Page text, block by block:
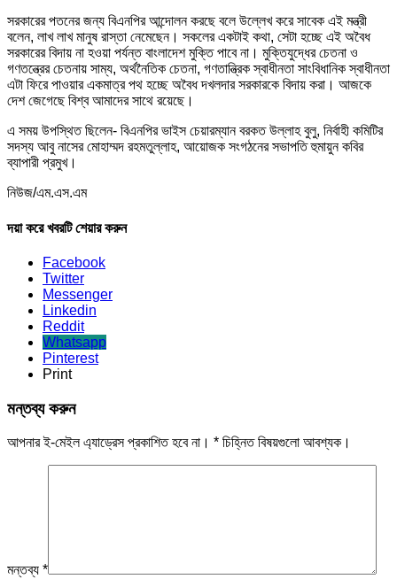
সরকারের পতনের জন্য বিএনপির আন্দোলন করছে বলে উল্লেখ করে সাবেক এই মন্ত্রী
বলেন, লাখ লাখ মানুষ রাস্তা নেমেছেন। সকলের একটাই কথা, সেটা হচ্ছে এই অবৈধ
সরকারের বিদায় না হওয়া পর্যন্ত বাংলাদেশ মুক্তি পাবে না। মুক্তিযুদ্ধের চেতনা ও
গণতন্ত্রের চেতনায় সাম্য, অর্থনৈতিক চেতনা, গণতান্ত্রিক স্বাধীনতা সাংবিধানিক স্বাধীনতা
এটা ফিরে পাওয়ার একমাত্র পথ হচ্ছে অবৈধ দখলদার সরকারকে বিদায় করা। আজকে
দেশ জেগেছে বিশ্ব আমাদের সাথে রয়েছে।
এ সময় উপস্থিত ছিলেন- বিএনপির ভাইস চেয়ারম্যান বরকত উল্লাহ বুলু, নির্বাহী কমিটির
সদস্য আবু নাসের মোহাম্মদ রহমতুল্লাহ, আয়োজক সংগঠনের সভাপতি হুমায়ুন কবির
ব্যাপারী প্রমুখ।
নিউজ/এম.এস.এম
দয়া করে খবরটি শেয়ার করুন
Facebook
Twitter
Messenger
Linkedin
Reddit
Whatsapp
Pinterest
Print
মন্তব্য করুন
আপনার ই-মেইল এ্যাড্রেস প্রকাশিত হবে না। * চিহ্নিত বিষয়গুলো আবশ্যক।
মন্তব্য *